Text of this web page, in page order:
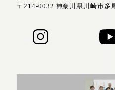
〒214-0032 神奈川県川崎市多